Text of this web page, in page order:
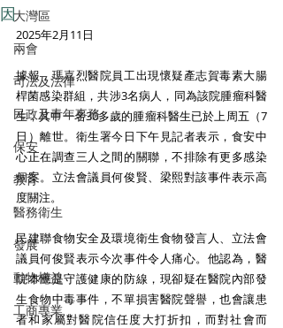
大灣區
兩會
司法及法律
民政及青年事務
保安
教育
醫務衛生
發展
動物權益
工商專業
因
2025年2月11日
據報，瑪嘉烈醫院員工出現懷疑產志賀毒素大腸
桿菌感染群組，共涉3名病人，同為該院腫瘤科醫
生，其中一名30多歲的腫瘤科醫生已於上周五（7
日）離世。衛生署今日下午見記者表示，食安中
心正在調查三人之間的關聯，不排除有更多感染
個案。立法會議員何俊賢、梁熙對該事件表示高
度關注。
民建聯食物安全及環境衛生食物發言人、立法會
議員何俊賢表示今次事件令人痛心。他認為，醫
院本應是守護健康的防線，現卻疑在醫院內部發
生食物中毒事件，不單損害醫院聲譽，也會讓患
者和家屬對醫院信任度大打折扣，而對社會而